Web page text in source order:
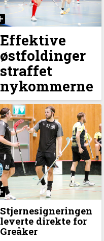
Effektive
østfoldinger
straffet
nykommerne
Stjernesigneringen
leverte direkte for
Greåker